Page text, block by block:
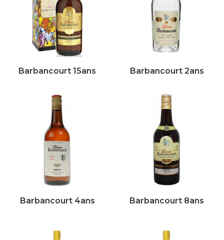
Barbancourt 15ans Barbancourt 2ans
Barbancourt 4ans Barbancourt 8ans